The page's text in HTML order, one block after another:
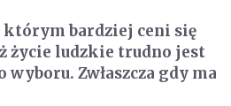
którym bardziej ceni się
życie ludzkie trudno jest
wyboru. Zwłaszcza gdy ma